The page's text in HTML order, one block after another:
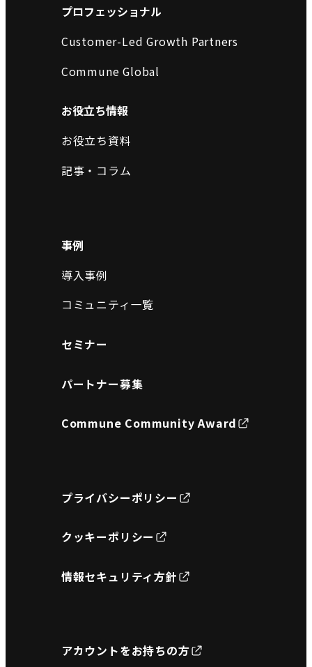
プロフェッショナル
Customer-Led Growth Partners
Commune Global
お役立ち情報
お役立ち資料
記事・コラム
事例
導入事例
コミュニティ一覧
セミナー
パートナー募集
Commune Community Award
プライバシーポリシー
クッキーポリシー
情報セキュリティ方針
アカウントをお持ちの方